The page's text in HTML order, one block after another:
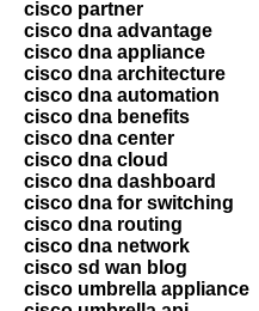
cisco partner
cisco dna advantage
cisco dna appliance
cisco dna architecture
cisco dna automation
cisco dna benefits
cisco dna center
cisco dna cloud
cisco dna dashboard
cisco dna for switching
cisco dna routing
cisco dna network
cisco sd wan blog
cisco umbrella appliance